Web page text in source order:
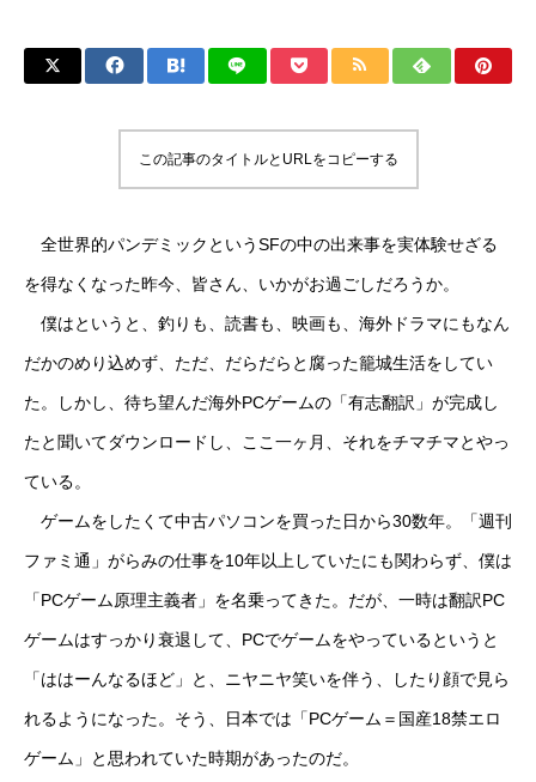
この記事のタイトルとURLをコピーする
全世界的パンデミックというSFの中の出来事を実体験せざる
を得なくなった昨今、皆さん、いかがお過ごしだろうか。
僕はというと、釣りも、読書も、映画も、海外ドラマにもなん
だかのめり込めず、ただ、だらだらと腐った籠城生活をしてい
た。しかし、待ち望んだ海外PCゲームの「有志翻訳」が完成し
たと聞いてダウンロードし、ここ一ヶ月、それをチマチマとやっ
ている。
ゲームをしたくて中古パソコンを買った日から30数年。「週刊
ファミ通」がらみの仕事を10年以上していたにも関わらず、僕は
「PCゲーム原理主義者」を名乗ってきた。だが、一時は翻訳PC
ゲームはすっかり衰退して、PCでゲームをやっているというと
「ははーんなるほど」と、ニヤニヤ笑いを伴う、したり顔で見ら
れるようになった。そう、日本では「PCゲーム＝国産18禁エロ
ゲーム」と思われていた時期があったのだ。